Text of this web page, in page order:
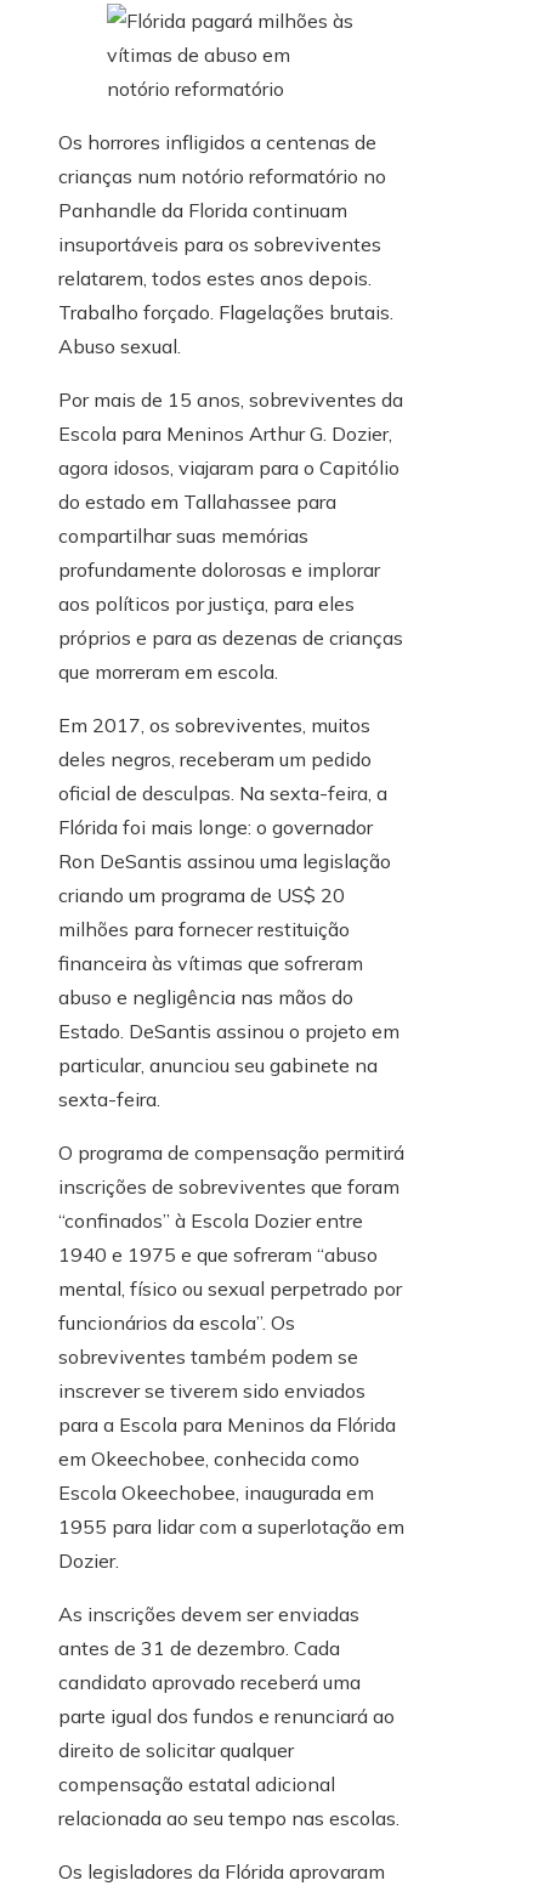
Os horrores infligidos a centenas de
crianças num notório reformatório no
Panhandle da Florida continuam
insuportáveis ​​para os sobreviventes
relatarem, todos estes anos depois.
Trabalho forçado. Flagelações brutais.
Abuso sexual.
Por mais de 15 anos, sobreviventes da
Escola para Meninos Arthur G. Dozier,
agora idosos, viajaram para o Capitólio
do estado em Tallahassee para
compartilhar suas memórias
profundamente dolorosas e implorar
aos políticos por justiça, para eles
próprios e para as dezenas de crianças
que morreram em escola.
Em 2017, os sobreviventes, muitos
deles negros, receberam um pedido
oficial de desculpas. Na sexta-feira, a
Flórida foi mais longe: o governador
Ron DeSantis assinou uma legislação
criando um programa de US$ 20
milhões para fornecer restituição
financeira às vítimas que sofreram
abuso e negligência nas mãos do
Estado. DeSantis assinou o projeto em
particular, anunciou seu gabinete na
sexta-feira.
O programa de compensação permitirá
inscrições de sobreviventes que foram
“confinados” à Escola Dozier entre
1940 e 1975 e que sofreram “abuso
mental, físico ou sexual perpetrado por
funcionários da escola”. Os
sobreviventes também podem se
inscrever se tiverem sido enviados
para a Escola para Meninos da Flórida
em Okeechobee, conhecida como
Escola Okeechobee, inaugurada em
1955 para lidar com a superlotação em
Dozier.
As inscrições devem ser enviadas
antes de 31 de dezembro. Cada
candidato aprovado receberá uma
parte igual dos fundos e renunciará ao
direito de solicitar qualquer
compensação estatal adicional
relacionada ao seu tempo nas escolas.
Os legisladores da Flórida aprovaram